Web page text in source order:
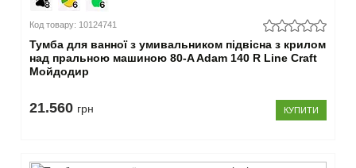
Код товару: 10124741
Тумба для ванної з умивальником підвісна з крилом
над пральною машиною 80-A Adam 140 R Line Craft
Мойдодир
21.560 грн КУПИТИ